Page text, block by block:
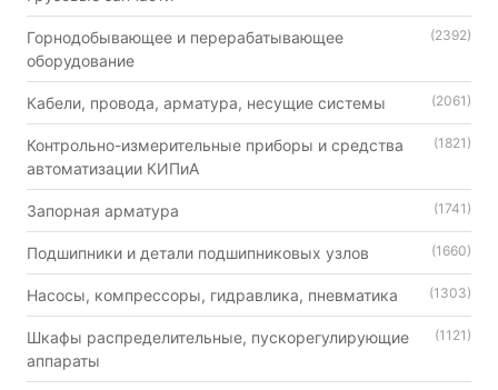
Горнодобывающее и перерабатывающее
оборудование
(2392)
Кабели, провода, арматура, несущие системы (2061)
Контрольно-измерительные приборы и средства
автоматизации КИПиА
(1821)
Запорная арматура (1741)
Подшипники и детали подшипниковых узлов (1660)
Насосы, компрессоры, гидравлика, пневматика (1303)
Шкафы распределительные, пускорегулирующие
аппараты
(1121)